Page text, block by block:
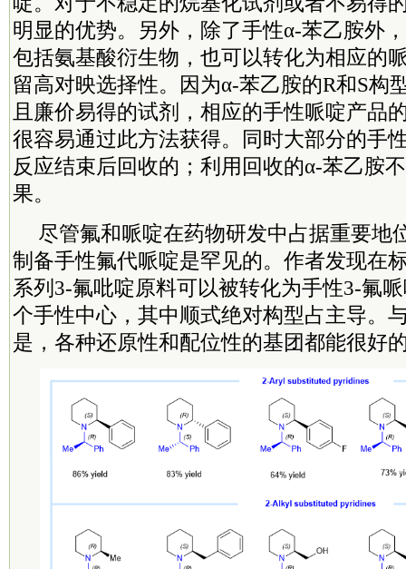
明显的优势。另外，除了手性α-苯乙胺外
包括氨基酸衍生物，也可以转化为相应的
留高对映选择性。因为α-苯乙胺的R和S构
且廉价易得的试剂，相应的手性哌啶产品
很容易通过此方法获得。同时大部分的手
反应结束后回收的；利用回收的α-苯乙胺
果。
尽管氟和哌啶在药物研发中占据重要地
制备手性氟代哌啶是罕见的。作者发现在
系列3-氟吡啶原料可以被转化为手性3-氟
个手性中心，其中顺式绝对构型占主导。
是，各种还原性和配位性的基团都能很好